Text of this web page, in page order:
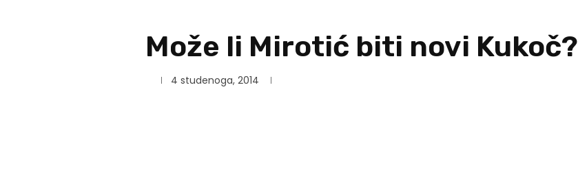
Može li Mirotić biti novi Kukoč?
4 studenoga, 2014